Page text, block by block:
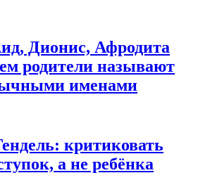
Дионис, Афродита
родители называют
именами
критиковать
а не ребёнка